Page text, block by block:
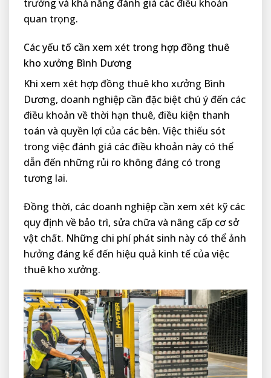
trường và khả năng đánh giá các điều khoản
quan trọng.
Các yếu tố cần xem xét trong hợp đồng thuê
kho xưởng Bình Dương
Khi xem xét hợp đồng thuê kho xưởng Bình
Dương, doanh nghiệp cần đặc biệt chú ý đến các
điều khoản về thời hạn thuê, điều kiện thanh
toán và quyền lợi của các bên. Việc thiếu sót
trong việc đánh giá các điều khoản này có thể
dẫn đến những rủi ro không đáng có trong
tương lai.
Đồng thời, các doanh nghiệp cần xem xét kỹ các
quy định về bảo trì, sửa chữa và nâng cấp cơ sở
vật chất. Những chi phí phát sinh này có thể ảnh
hưởng đáng kể đến hiệu quả kinh tế của việc
thuê kho xưởng.